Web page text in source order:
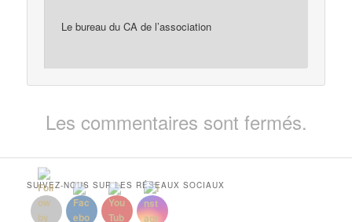
Le bureau du CA de l’association
Les commentaires sont fermés.
SUIVEZ-NOUS SUR LES RÉSEAUX SOCIAUX